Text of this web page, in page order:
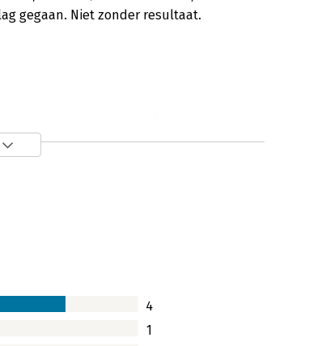
gegaan. Niet zonder resultaat.
transformeren - een
en wendbaar maken
4
1